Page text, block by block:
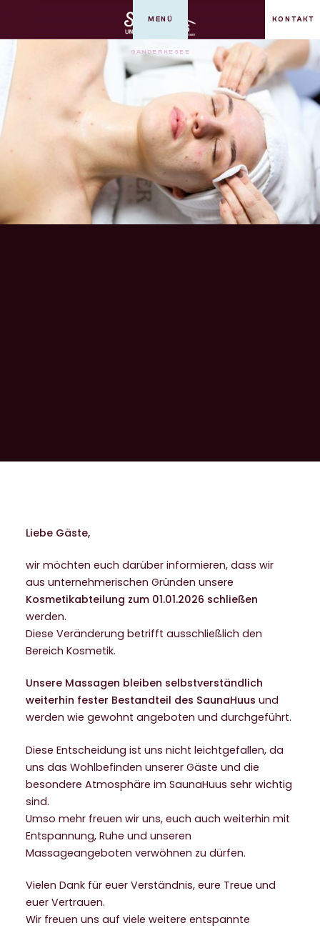
GANDERKESEE
MENÜ KONTAKT
Liebe Gäste,
wir möchten euch darüber informieren, dass wir
aus unternehmerischen Gründen unsere
Kosmetikabteilung zum 01.01.2026 schließen
werden.
Diese Veränderung betrifft ausschließlich den
Bereich Kosmetik.
Unsere Massagen bleiben selbstverständlich
weiterhin fester Bestandteil des SaunaHuus und
werden wie gewohnt angeboten und durchgeführt.
Diese Entscheidung ist uns nicht leichtgefallen, da
uns das Wohlbefinden unserer Gäste und die
besondere Atmosphäre im SaunaHuus sehr wichtig
sind.
Umso mehr freuen wir uns, euch auch weiterhin mit
Entspannung, Ruhe und unseren
Massageangeboten verwöhnen zu dürfen.
Vielen Dank für euer Verständnis, eure Treue und
euer Vertrauen.
Wir freuen uns auf viele weitere entspannte